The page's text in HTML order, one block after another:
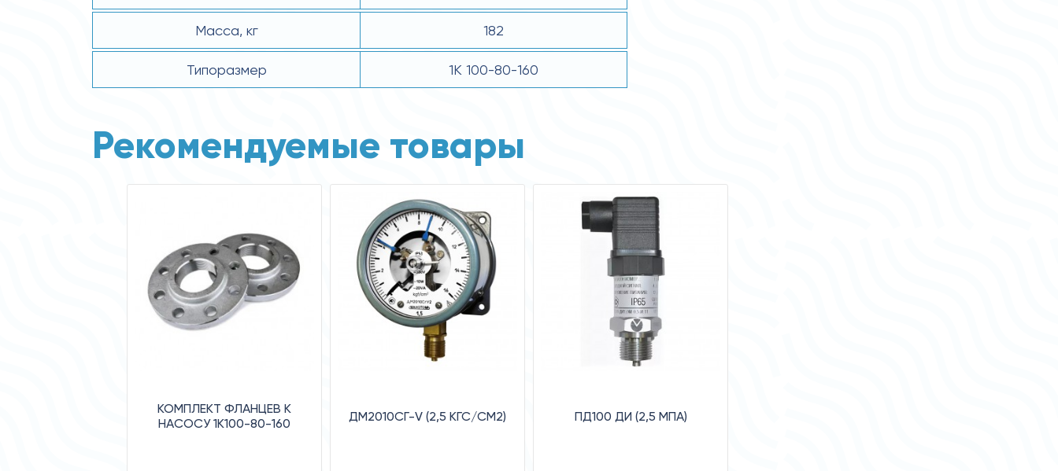
Масса, кг 182
Типоразмер 1К 100-80-160
Рекомендуемые товары
КОМПЛЕКТ ФЛАНЦЕВ К
НАСОСУ 1К100-80-160
ДМ2010СГ-V (2,5 КГС/СМ2) ПД100 ДИ (2,5 МПА)